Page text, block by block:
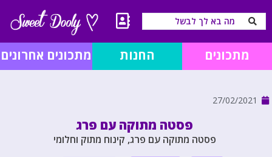
מתכונים החנות מתכונים אחרונים
27/02/2021
פסטה מתוקה עם פרג
פסטה מתוקה עם פרג, קינוח מתוק וחלומי